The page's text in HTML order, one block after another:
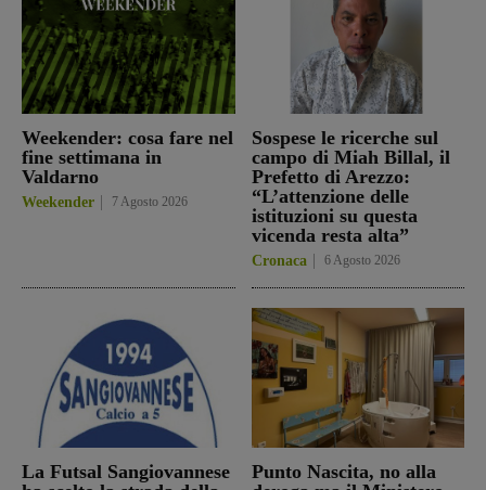
Weekender: cosa fare nel
fine settimana in
Valdarno
Weekender 7 Agosto 2026
Sospese le ricerche sul
campo di Miah Billal, il
Prefetto di Arezzo:
“L’attenzione delle
istituzioni su questa
vicenda resta alta”
Cronaca 6 Agosto 2026
La Futsal Sangiovannese
Punto Nascita, no alla